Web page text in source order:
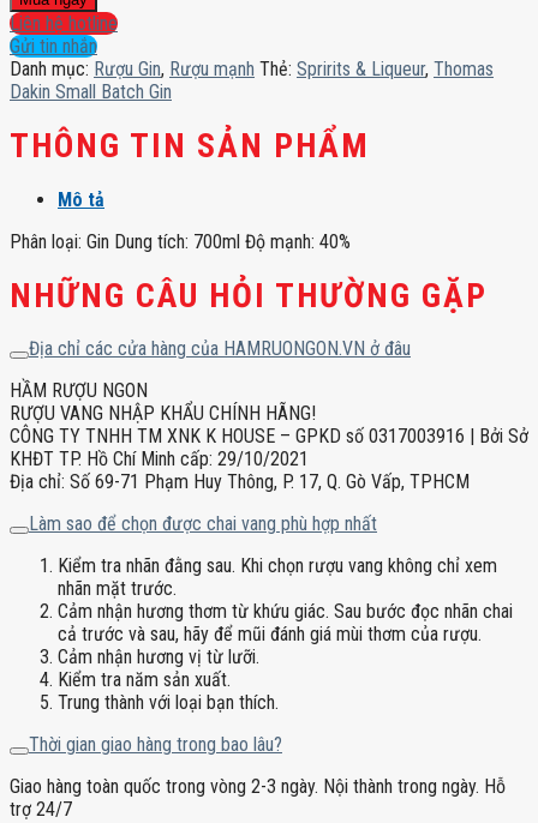
Small
Batch
Gin
số
Liên hệ hotline
Gửi tin nhắn
Danh mục: Rượu Gin, Rượu mạnh Thẻ: Spririts & Liqueur, Thomas
Dakin Small Batch Gin
THÔNG TIN SẢN PHẨM
Mô tả
Phân loại: Gin Dung tích: 700ml Độ mạnh: 40%
NHỮNG CÂU HỎI THƯỜNG GẶP
Địa chỉ các cửa hàng của HAMRUONGON.VN ở đâu
HẦM RƯỢU NGON
RƯỢU VANG NHẬP KHẨU CHÍNH HÃNG!
CÔNG TY TNHH TM XNK K HOUSE – GPKD số 0317003916 | Bởi Sở
KHĐT TP. Hồ Chí Minh cấp: 29/10/2021
Địa chỉ: Số 69-71 Phạm Huy Thông, P. 17, Q. Gò Vấp, TPHCM
Làm sao để chọn được chai vang phù hợp nhất
Kiểm tra nhãn đằng sau. Khi chọn rượu vang không chỉ xem
nhãn mặt trước.
Cảm nhận hương thơm từ khứu giác. Sau bước đọc nhãn chai
cả trước và sau, hãy để mũi đánh giá mùi thơm của rượu.
Cảm nhận hương vị từ lưỡi.
Kiểm tra năm sản xuất.
Trung thành với loại bạn thích.
Thời gian giao hàng trong bao lâu?
Giao hàng toàn quốc trong vòng 2-3 ngày. Nội thành trong ngày. Hỗ
trợ 24/7